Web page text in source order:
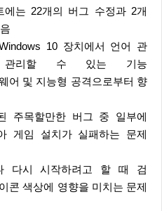
에는 22개의 버그 수정과 2개
10 장치에서 언어 관
리할 수 있는 기능
어 및 지능형 공격으로부터 향
주목할만한 버그 중 일부에
게임 설치가 실패하는 문제
다시 시작하려고 할 때 검
콘 색상에 영향을 미치는 문제